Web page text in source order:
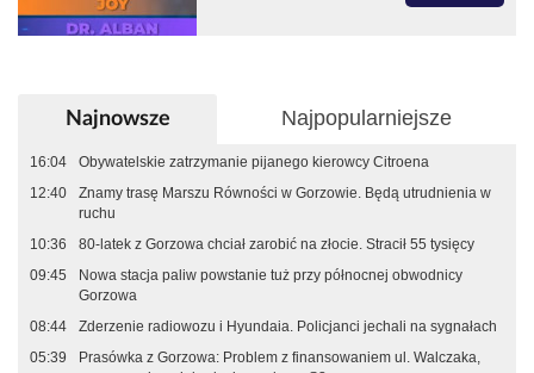
Najnowsze Najpopularniejsze
16:04
Obywatelskie zatrzymanie pijanego kierowcy Citroena
12:40
Znamy trasę Marszu Równości w Gorzowie. Będą utrudnienia w
ruchu
10:36
80-latek z Gorzowa chciał zarobić na złocie. Stracił 55 tysięcy
09:45
Nowa stacja paliw powstanie tuż przy północnej obwodnicy
Gorzowa
08:44
Zderzenie radiowozu i Hyundaia. Policjanci jechali na sygnałach
05:39
Prasówka z Gorzowa: Problem z finansowaniem ul. Walczaka,